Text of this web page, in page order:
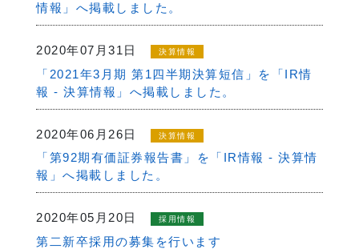
情報」へ掲載しました。
2020年07月31日 決算情報
「2021年3月期 第1四半期決算短信」を「IR情
報 - 決算情報」へ掲載しました。
2020年06月26日 決算情報
「第92期有価証券報告書」を「IR情報 - 決算情
報」へ掲載しました。
2020年05月20日 採用情報
第二新卒採用の募集を行います